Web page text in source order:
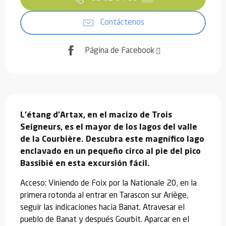
Contáctenos
Página de Facebook
L'étang d'Artax, en el macizo de Trois
Seigneurs, es el mayor de los lagos del valle
de la Courbière. Descubra este magnífico lago
enclavado en un pequeño circo al pie del pico
Bassibié en esta excursión fácil.
Acceso: Viniendo de Foix por la Nationale 20, en la
primera rotonda al entrar en Tarascon sur Ariège,
seguir las indicaciones hacia Banat. Atravesar el
pueblo de Banat y después Gourbit. Aparcar en el